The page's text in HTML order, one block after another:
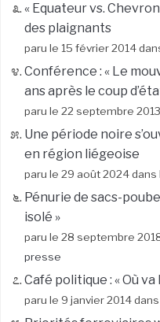
« Equateur vs.
des plaignants
paru le 15 février 2014
Conférence : « Le
ans après le coup
paru le 22 septembre
Une période noire
en région liégeoise
paru le 29 août 2024 dans
Pénurie de sacs-
isolé »
paru le 28 septembre
presse
Café politique : « Où va
paru le 9 janvier 2014